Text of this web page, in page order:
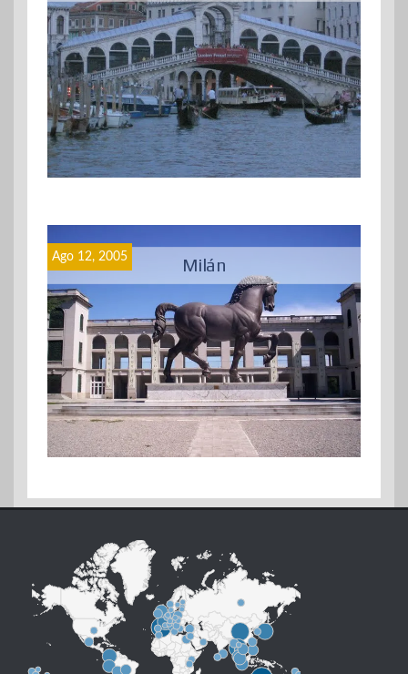
Milán
Ago 12, 2005